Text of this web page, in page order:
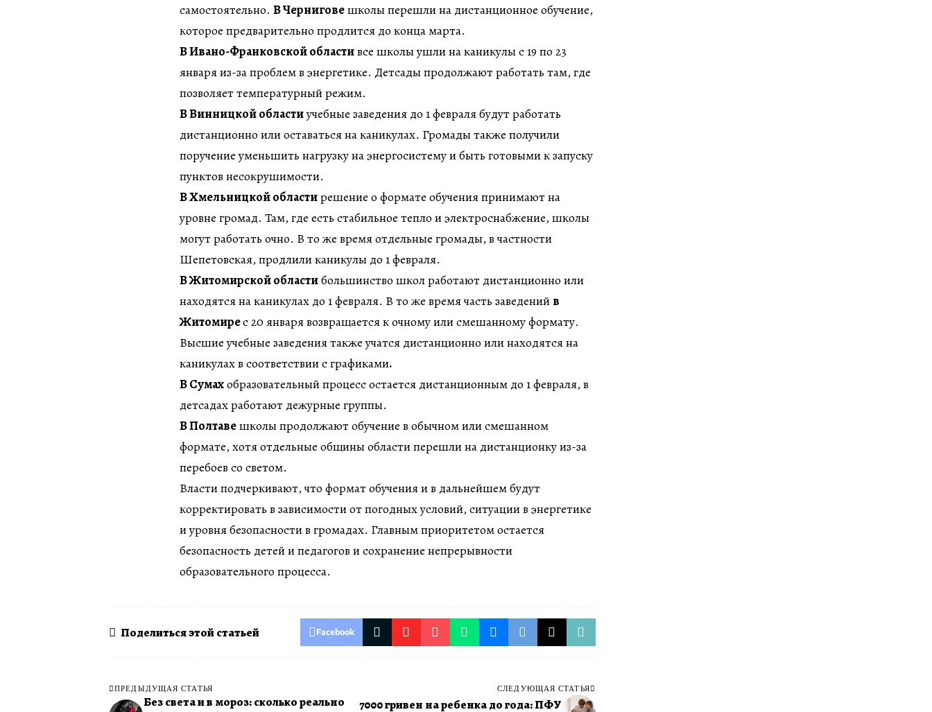
самостоятельно. В Черниговешколы перешли на дистанционное обучение,
которое предварительно продлится до конца марта.
В Ивано-Франковской областивсе школы ушли на каникулы с 19 по 23
января из-за проблем в энергетике. Детсады продолжают работать там, где
позволяет температурный режим.
В Винницкой областиучебные заведения до 1 февраля будут работать
дистанционно или оставаться на каникулах. Громады также получили
поручение уменьшить нагрузку на энергосистему и быть готовыми к запуску
пунктов несокрушимости.
В Хмельницкой областирешение о формате обучения принимают на
уровне громад. Там, где есть стабильное тепло и электроснабжение, школы
могут работать очно. В то же время отдельные громады, в частности
Шепетовская, продлили каникулы до 1 февраля.
В Житомирской областибольшинство школ работают дистанционно или
находятся на каникулах до 1 февраля. В то же время часть заведений в
Житомирес 20 января возвращается к очному или смешанному формату.
Высшие учебные заведения также учатся дистанционно или находятся на
каникулах в соответствии с графиками.
В Сумахобразовательный процесс остается дистанционным до 1 февраля, в
детсадах работают дежурные группы.
В Полтавешколы продолжают обучение в обычном или смешанном
формате, хотя отдельные общины области перешли на дистанционку из-за
перебоев со светом.
Власти подчеркивают, что формат обучения и в дальнейшем будут
корректировать в зависимости от погодных условий, ситуации в энергетике
и уровня безопасности в громадах. Главным приоритетом остается
безопасность детей и педагогов и сохранение непрерывности
образовательного процесса.
Поделиться этой статьей Facebook
ПРЕДЫДУЩАЯ СТАТЬЯ
Без света и в мороз: сколько реально
СЛЕДУЮЩАЯ СТАТЬЯ
7000 гривен на ребенка до года: ПФУ